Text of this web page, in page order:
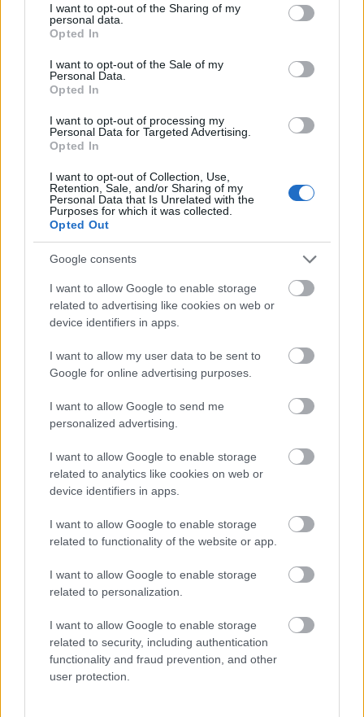
not limited to your visit or usage behaviour. You may click to
grant or deny consent to Google and its third-party tags to
use your data for below specified purposes in below Google
consent section.
I want to opt-out of the Sharing of my
personal data.
Opted In
I want to opt-out of the Sale of my
Personal Data.
Opted In
I want to opt-out of processing my
Personal Data for Targeted Advertising.
Opted In
I want to opt-out of Collection, Use,
Retention, Sale, and/or Sharing of my
Personal Data that Is Unrelated with the
Purposes for which it was collected.
Opted Out
Google consents
I want to allow Google to enable storage
related to advertising like cookies on web or
device identifiers in apps.
I want to allow my user data to be sent to
Google for online advertising purposes.
I want to allow Google to send me
personalized advertising.
I want to allow Google to enable storage
related to analytics like cookies on web or
device identifiers in apps.
I want to allow Google to enable storage
related to functionality of the website or app.
I want to allow Google to enable storage
related to personalization.
I want to allow Google to enable storage
related to security, including authentication
functionality and fraud prevention, and other
user protection.
Március, képekben
2013. április 04.
Teszt: Igazi foltvarró vagy-e?
2013. április 01.
1, kérdés: Több anyag van a lakásodban, mint
élelmiszer.
IGAZ 1 pont HAMIS 0 pont
Varrós vasárnap - monokrómok
vasárnapok monokróm blokkjainak összevarrásával:
Hát nem csodaszép?♥